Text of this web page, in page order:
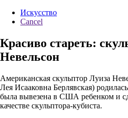
Искусство
Cancel
Красиво стареть:
Невельсон
Американская скульптор Луиза
Лея Исааковна Берлявская)
была вывезена в США ребенком и
качестве скульптора-кубиста.